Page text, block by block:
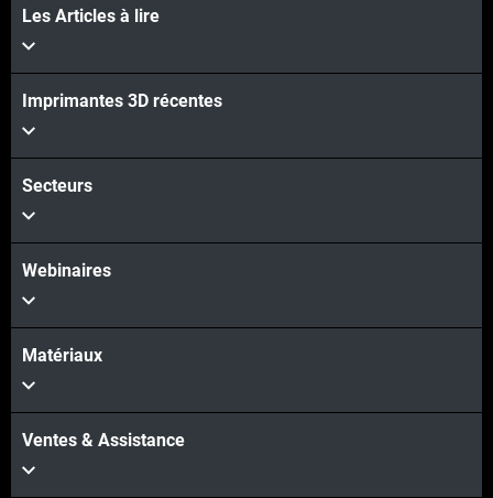
Les Articles à lire
Imprimantes 3D récentes
Secteurs
Webinaires
Matériaux
Ventes & Assistance